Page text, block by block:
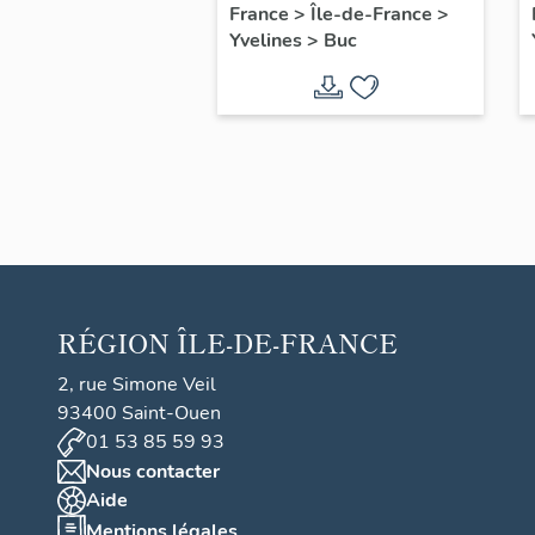
filles, actuellement
annexe de la mairie
France > Île-de-France >
Yvelines> Buc
RÉGION ÎLE-DE-FRANCE
2, rue Simone Veil
93400 Saint-Ouen
01 53 85 59 93
Nous contacter
Aide